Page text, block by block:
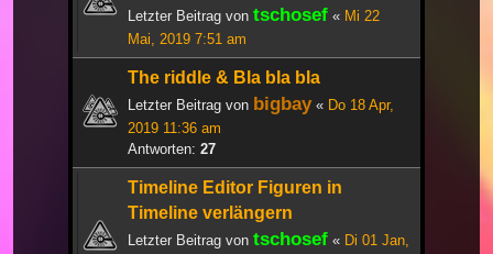
Letzter Beitrag von tschosef « Mi 22
Mai, 2019 7:51 am
The riddle & Bla bla bla
Letzter Beitrag von bigbay« Do 18 Apr,
2019 11:36 am
Antworten: 27
Timeline Editor Figuren in
Timeline verlängern
Letzter Beitrag von tschosef « Di 01 Jan,